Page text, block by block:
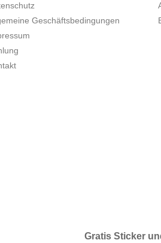
Geschäftsbedingungen
Gratis Sticker